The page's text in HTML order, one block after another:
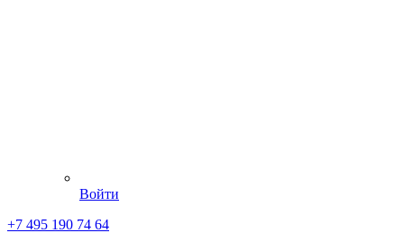
Войти
+7 495 190 74 64